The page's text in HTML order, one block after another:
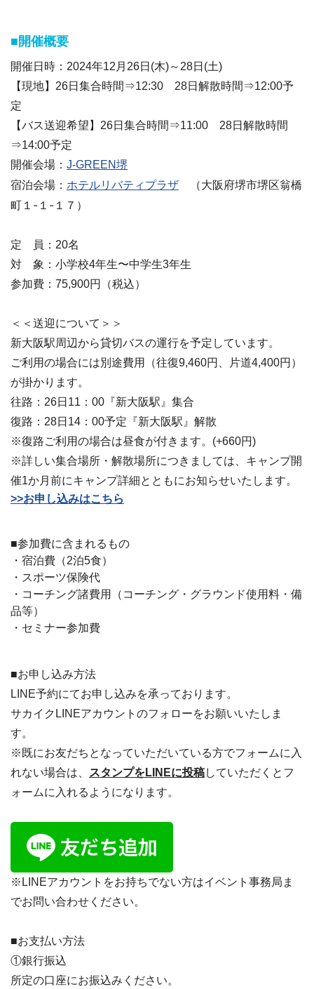
■開催概要
開催日時：2024年12月26日(木)～28日(土)
【現地】26日集合時間⇒12:30 28日解散時間⇒12:00予
定
【バス送迎希望】26日集合時間⇒11:00 28日解散時間
⇒14:00予定
開催会場： J-GREEN堺
宿泊会場： ホテルリバティプラザ （大阪府堺市堺区翁橋
町１-１-１７ ）
定 員：20名
対 象：小学校4年生〜中学生3年生
参加費：75,900円（税込）
＜＜送迎について＞＞
新大阪駅周辺から貸切バスの運行を予定しています。
ご利用の場合には別途費用（往復9,460円、片道4,400円）
が掛かります。
往路：26日11：00『新大阪駅』集合
復路：28日14：00予定『新大阪駅』解散
※復路ご利用の場合は昼食が付きます。(+660円)
※詳しい集合場所・解散場所につきましては、キャンプ開
催1か月前にキャンプ詳細とともにお知らせいたします。
>>お申し込みはこちら
■参加費に含まれるもの
・宿泊費（2泊5食）
・スポーツ保険代
・コーチング諸費用（コーチング・グラウンド使用料・備
品等）
・セミナー参加費
■お申し込み方法
LINE予約にてお申し込みを承っております。
サカイクLINEアカウントのフォローをお願いいたしま
す。
※既にお友だちとなっていただいている方でフォームに入
れない場合は、
スタンプをLINEに投稿していただくとフ
ォームに入れるようになります。
※LINEアカウントをお持ちでない方はイベント事務局ま
でお問い合わせください。
■お支払い方法
①銀行振込
所定の口座にお振込みください。